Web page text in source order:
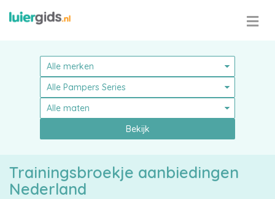
Bekijk
Trainingsbroekje aanbiedingen
Nederland